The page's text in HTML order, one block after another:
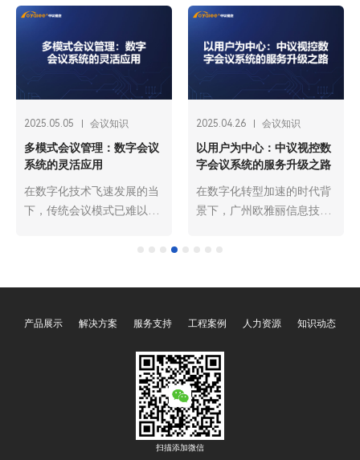
2025.05.05 会议知识
多模式会议管理：数字会议
系统的灵活应用
在数字化技术飞速发展的当
下，传统会议模式已难以满
中议视控的数字会议系
D6103，会议系统主机OY-
D6100，会议话筒处理器
OY-D6101，会议话筒代表
单元OY-D505NB，OY-
D205NB，会议主席单元
OY-D505NA，OY-D205NB
2025.04.26 会议知识
以用户为中心：中议视控数
字会议系统的服务升级之路
在数字化转型加速的时代背
景下，广州欧雅丽信息技术
基础设施。作为行业领先
户为中心” 作为服务理念的
智能化、个性化、高效化的
更高要求，中议视控开启了
全面的服务升级之路，力求
为用户打造更优质、更贴合
需求的数字会议体验。
产品展示 解决方案 服务支持 工程案例 人力资源 知识动态
扫描添加微信